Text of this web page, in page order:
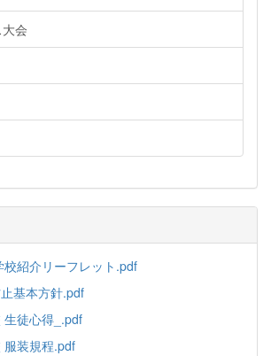
会
校紹介リーフレット.pdf
基本方針.pdf
生徒心得_.pdf
服装規程.pdf